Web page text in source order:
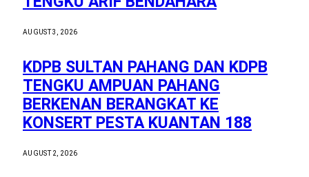
AUGUST 3, 2026
KDPB SULTAN PAHANG DAN KDPB
TENGKU AMPUAN PAHANG
BERKENAN BERANGKAT KE
KONSERT PESTA KUANTAN 188
AUGUST 2, 2026